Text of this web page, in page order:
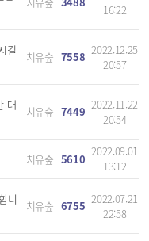
16:22
길
치유숲 7558 2022.12.25
20:57
대
치유숲 7449 2022.11.22
20:54
치유숲 5610
2022.09.01
13:12
니
치유숲 6755 2022.07.21
22:58